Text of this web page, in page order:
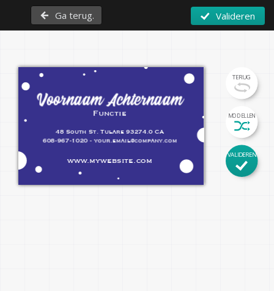
Ga terug. Valideren
TERUG
MODELLEN
VALIDEREN
www.mywebsite.com
48 South St. Tulare 93274.0 CA
608-967-1020 - your.email@company.com
Voornaam Achternaam
Functie